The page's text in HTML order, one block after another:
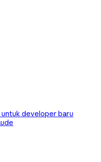
developer baru